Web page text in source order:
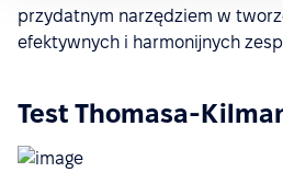
przydatnym narzędziem w
efektywnych i harmonijnych
Test Thomasa-